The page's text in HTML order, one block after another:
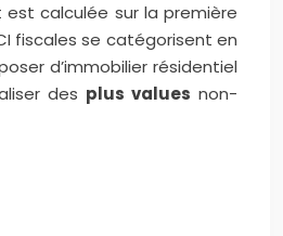
calculée sur la première
fiscales se catégorisent en
d’immobilier résidentiel
des plus values non-